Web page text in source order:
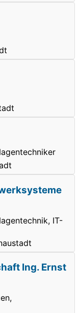
IT-
Ing. Ernst